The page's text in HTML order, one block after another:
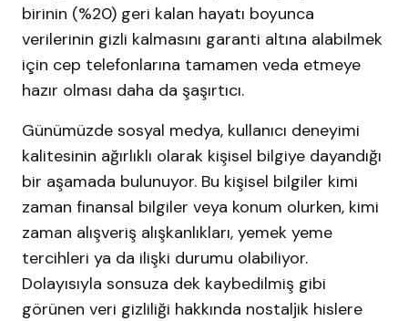
birinin (%20) geri kalan hayatı boyunca
verilerinin gizli kalmasını garanti altına alabilmek
için cep telefonlarına tamamen veda etmeye
hazır olması daha da şaşırtıcı.
Günümüzde sosyal medya, kullanıcı deneyimi
kalitesinin ağırlıklı olarak kişisel bilgiye dayandığı
bir aşamada bulunuyor. Bu kişisel bilgiler kimi
zaman finansal bilgiler veya konum olurken, kimi
zaman alışveriş alışkanlıkları, yemek yeme
tercihleri ya da ilişki durumu olabiliyor.
Dolayısıyla sonsuza dek kaybedilmiş gibi
görünen veri gizliliği hakkında nostaljik hislere